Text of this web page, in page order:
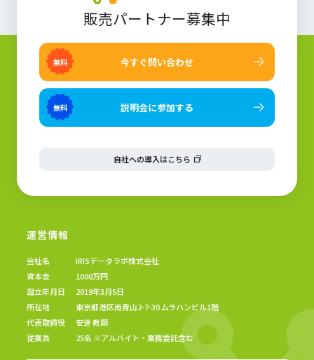
販売パートナー募集中
無料 今すぐ問い合わせ
無料 説明会に参加する
自社への導入はこちら
運営情報
会社名
IRISデータラボ株式会社
資本金
1000万円
設立年月日
2019年3月5日
所在地
東京都港区南青山2-7-30 ムラハンビル1階
代表取締役
安達 教顕
従業員
25名 ※アルバイト・業務委託含む